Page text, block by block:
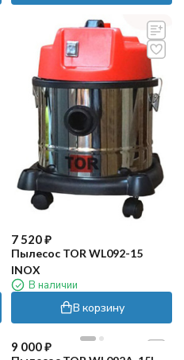
7 520₽
Пылесос TOR WL092-15
INOX
В наличии
В корзину
9 000₽